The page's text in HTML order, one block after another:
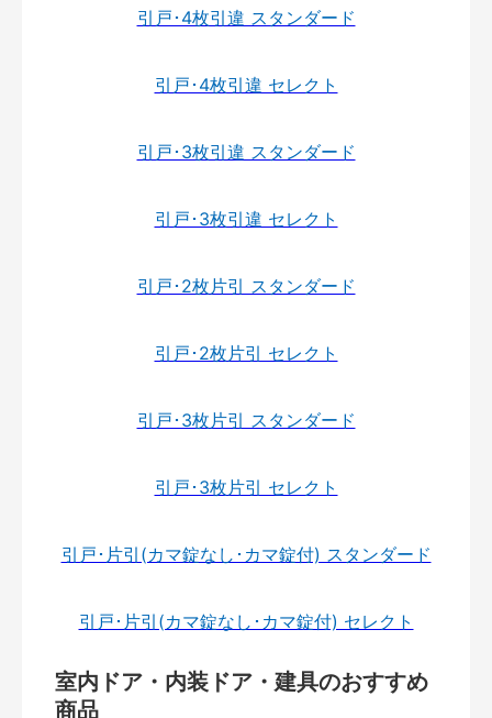
引戸･4枚引違 スタンダード
引戸･4枚引違 セレクト
引戸･3枚引違 スタンダード
引戸･3枚引違 セレクト
引戸･2枚片引 スタンダード
引戸･2枚片引 セレクト
引戸･3枚片引 スタンダード
引戸･3枚片引 セレクト
引戸･片引(カマ錠なし･カマ錠付) スタンダード
引戸･片引(カマ錠なし･カマ錠付) セレクト
室内ドア・内装ドア・建具のおすすめ
商品